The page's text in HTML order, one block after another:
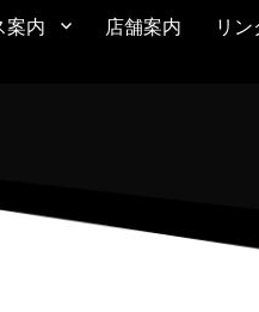
案内 店舗案内 リ